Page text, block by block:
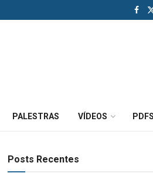
PALESTRAS VÍDEOS PDFS
Posts Recentes